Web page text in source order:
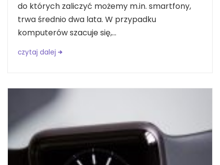
do których zaliczyć możemy m.in. smartfony,
trwa średnio dwa lata. W przypadku
komputerów szacuje się,...
czytaj dalej